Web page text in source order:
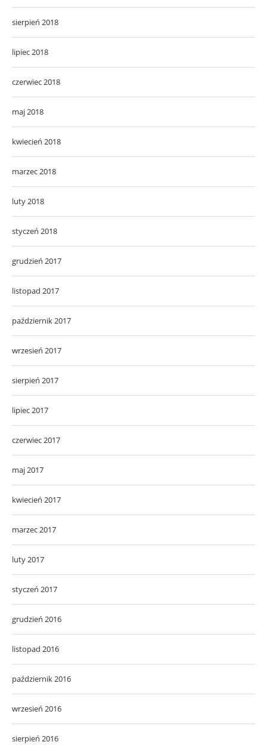
sierpień 2018
lipiec 2018
czerwiec 2018
maj 2018
kwiecień 2018
marzec 2018
luty 2018
styczeń 2018
grudzień 2017
listopad 2017
październik 2017
wrzesień 2017
sierpień 2017
lipiec 2017
czerwiec 2017
maj 2017
kwiecień 2017
marzec 2017
luty 2017
styczeń 2017
grudzień 2016
listopad 2016
październik 2016
wrzesień 2016
sierpień 2016